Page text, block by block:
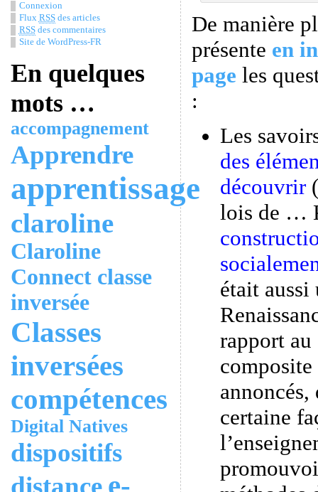
Connexion
Flux RSSdes articles
RSSdes commentaires
Site de WordPress-FR
En quelques
mots …
accompagnement
Apprendre
apprentissage
claroline
Claroline
Connect classe
inversée
Classes
inversées
compétences
Digital Natives
dispositifs
distance e-
De manière
présente en
page les
:
Les
des
découvrir
lois de …
était aussi
rapport
composite
certaine